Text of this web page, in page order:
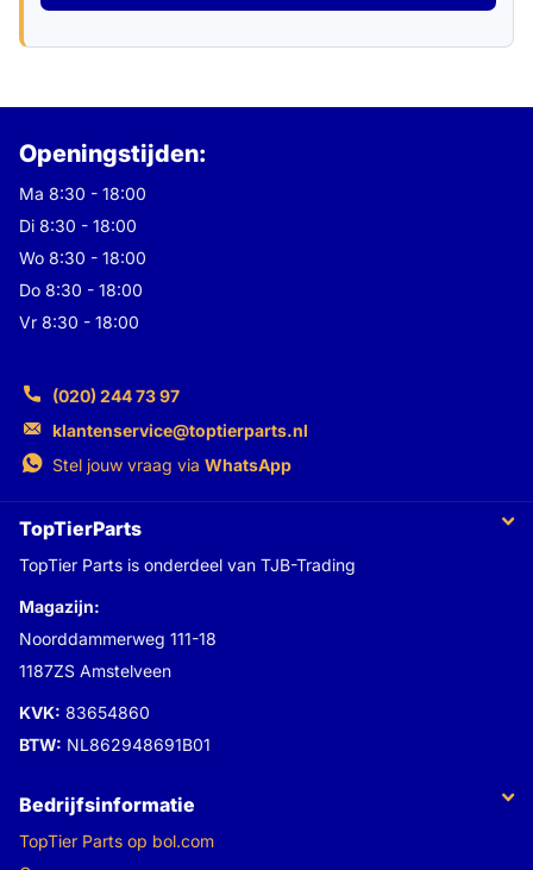
Openingstijden:
Ma 8:30 - 18:00
Di 8:30 - 18:00
Wo 8:30 - 18:00
Do 8:30 - 18:00
Vr 8:30 - 18:00
(020) 244 73 97
klantenservice@toptierparts.nl
Stel jouw vraag via WhatsApp
TopTierParts
TopTier Parts is onderdeel van TJB-Trading
Magazijn:
Noorddammerweg 111-18
1187ZS Amstelveen
KVK: 83654860
BTW: NL862948691B01
Bedrijfsinformatie
TopTier Parts op bol.com